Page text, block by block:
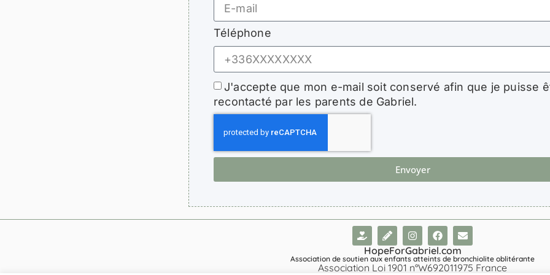
Téléphone
J'accepte que mon e-mail soit conservé afin que je puisse
recontacté par les parents de Gabriel.
Envoyer
HopeForGabriel.com
Association de soutien aux enfants atteints de bronchiolite oblitérante
Association Loi 1901 n°W692011975 France